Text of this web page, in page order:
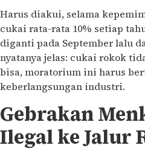
Harus diakui, selama
cukai rata-rata 10% setiap
diganti pada September lalu
nyatanya jelas: cukai rokok
bisa, moratorium ini harus
keberlangsungan industri.
Gebrakan
Ilegal ke Jalur